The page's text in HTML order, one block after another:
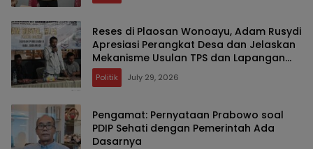
Reses di Plaosan Wonoayu, Adam Rusydi
Apresiasi Perangkat Desa dan Jelaskan
Mekanisme Usulan TPS dan Lapangan
Olahraga
Politik July 29, 2026
Pengamat: Pernyataan Prabowo soal
PDIP Sehati dengan Pemerintah Ada
Dasarnya